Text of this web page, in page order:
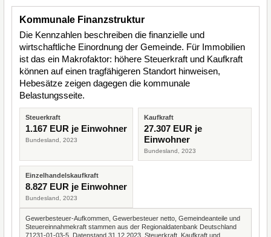
Kommunale Finanzstruktur
Die Kennzahlen beschreiben die finanzielle und
wirtschaftliche Einordnung der Gemeinde. Für Immobilien
ist das ein Makrofaktor: höhere Steuerkraft und Kaufkraft
können auf einen tragfähigeren Standort hinweisen,
Hebesätze zeigen dagegen die kommunale
Belastungsseite.
Steuerkraft
1.167 EUR je Einwohner
Bundesland, 2023
Kaufkraft
27.307 EUR je
Einwohner
Bundesland, 2023
Einzelhandelskaufkraft
8.827 EUR je Einwohner
Bundesland, 2023
Gewerbesteuer-Aufkommen, Gewerbesteuer netto, Gemeindeanteile und
Steuereinnahmekraft stammen aus der Regionaldatenbank Deutschland
71231-01-03-5, Datenstand 31.12.2023. Steuerkraft, Kaufkraft und